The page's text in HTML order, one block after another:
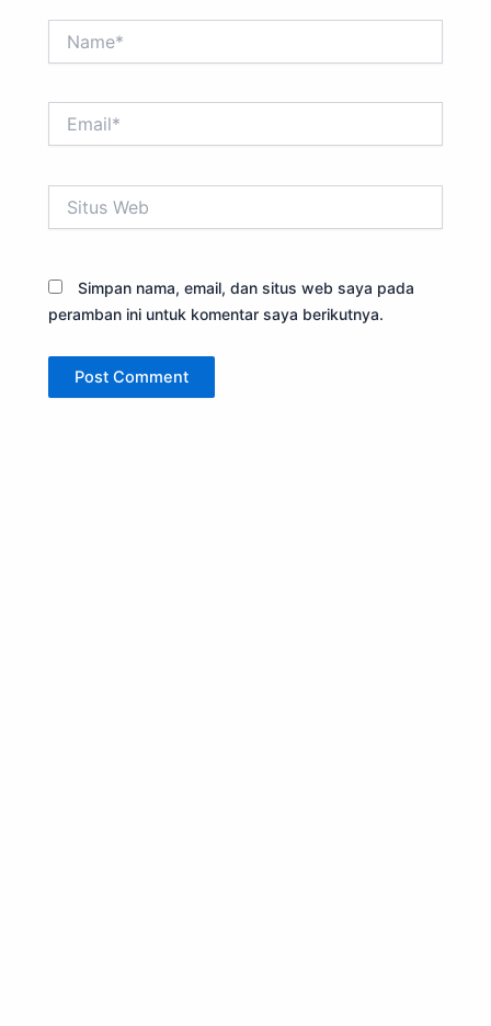
Web
Simpan nama, email, dan situs web saya pada
peramban ini untuk komentar saya berikutnya.